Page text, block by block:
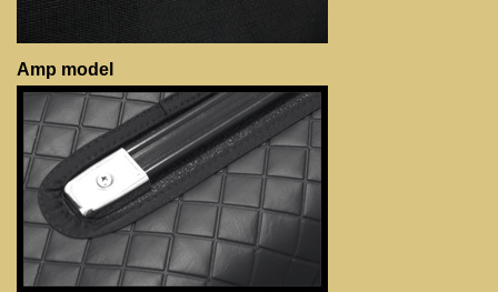
Amp model